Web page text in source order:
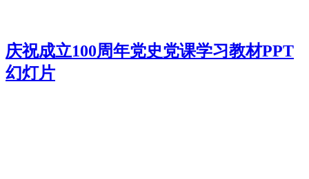
庆祝成立100周年党史党课学习教材PPT
幻灯片